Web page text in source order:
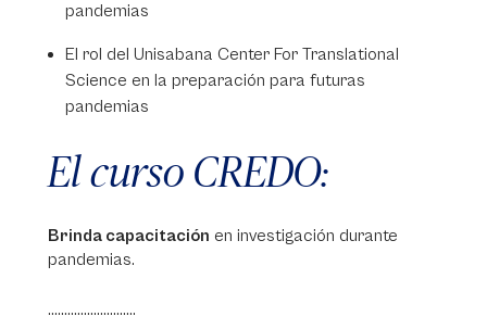
pandemias
El rol del Unisabana Center For Translational
Science en la preparación para futuras
pandemias
El curso CREDO:
Brinda capacitación en investigación durante
pandemias.
...........................